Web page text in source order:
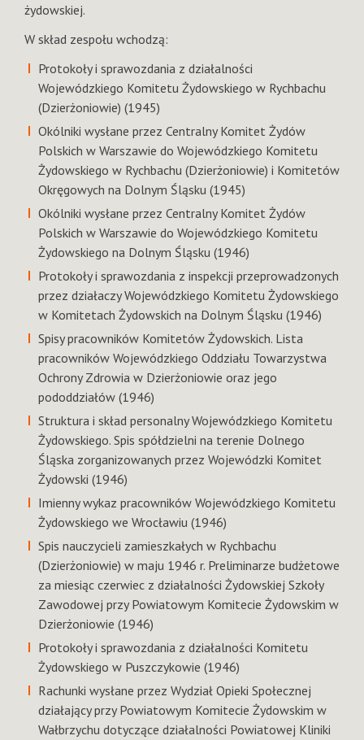
żydowskiej.
W skład zespołu wchodzą:
Protokoły i sprawozdania z działalności
Wojewódzkiego Komitetu Żydowskiego w Rychbachu
(Dzierżoniowie) (1945)
Okólniki wysłane przez Centralny Komitet Żydów
Polskich w Warszawie do Wojewódzkiego Komitetu
Żydowskiego w Rychbachu (Dzierżoniowie) i Komitetów
Okręgowych na Dolnym Śląsku (1945)
Okólniki wysłane przez Centralny Komitet Żydów
Polskich w Warszawie do Wojewódzkiego Komitetu
Żydowskiego na Dolnym Śląsku (1946)
Protokoły i sprawozdania z inspekcji przeprowadzonych
przez działaczy Wojewódzkiego Komitetu Żydowskiego
w Komitetach Żydowskich na Dolnym Śląsku (1946)
Spisy pracowników Komitetów Żydowskich. Lista
pracowników Wojewódzkiego Oddziału Towarzystwa
Ochrony Zdrowia w Dzierżoniowie oraz jego
pododdziałów (1946)
Struktura i skład personalny Wojewódzkiego Komitetu
Żydowskiego. Spis spółdzielni na terenie Dolnego
Śląska zorganizowanych przez Wojewódzki Komitet
Żydowski (1946)
Imienny wykaz pracowników Wojewódzkiego Komitetu
Żydowskiego we Wrocławiu (1946)
Spis nauczycieli zamieszkałych w Rychbachu
(Dzierżoniowie) w maju 1946 r. Preliminarze budżetowe
za miesiąc czerwiec z działalności Żydowskiej Szkoły
Zawodowej przy Powiatowym Komitecie Żydowskim w
Dzierżoniowie (1946)
Protokoły i sprawozdania z działalności Komitetu
Żydowskiego w Puszczykowie (1946)
Rachunki wysłane przez Wydział Opieki Społecznej
działający przy Powiatowym Komitecie Żydowskim w
Wałbrzychu dotyczące działalności Powiatowej Kliniki